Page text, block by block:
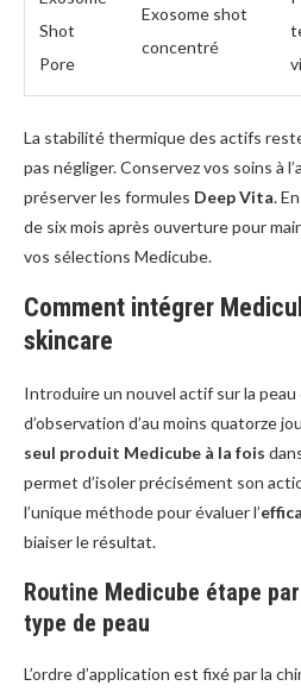
Shot
Pore
Exosome shot
concentré
La stabilité thermique des actifs
pas négliger. Conservez vos soins à
préserver les formules Deep Vita.
de six mois après ouverture pour
vos sélections Medicube.
Comment intégrer
skincare
Introduire un nouvel actif sur la peau
d’observation d’au moins quatorze
seul produit Medicube à la fois
permet d’isoler précisément son
l’unique méthode pour évaluer l’
biaiser le résultat.
Routine Medicube étape
type de peau
L’ordre d’application est fixé par la